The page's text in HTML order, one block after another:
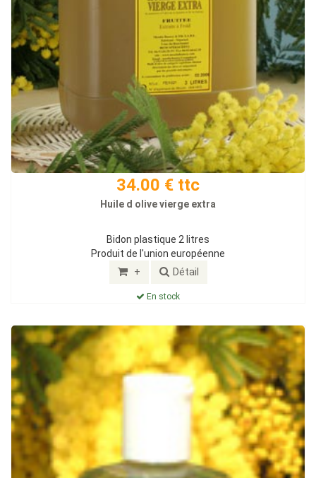
34.00 € ttc
Huile d olive vierge extra
Bidon plastique 2 litres
Produit de l'union européenne
+ Détail
En stock